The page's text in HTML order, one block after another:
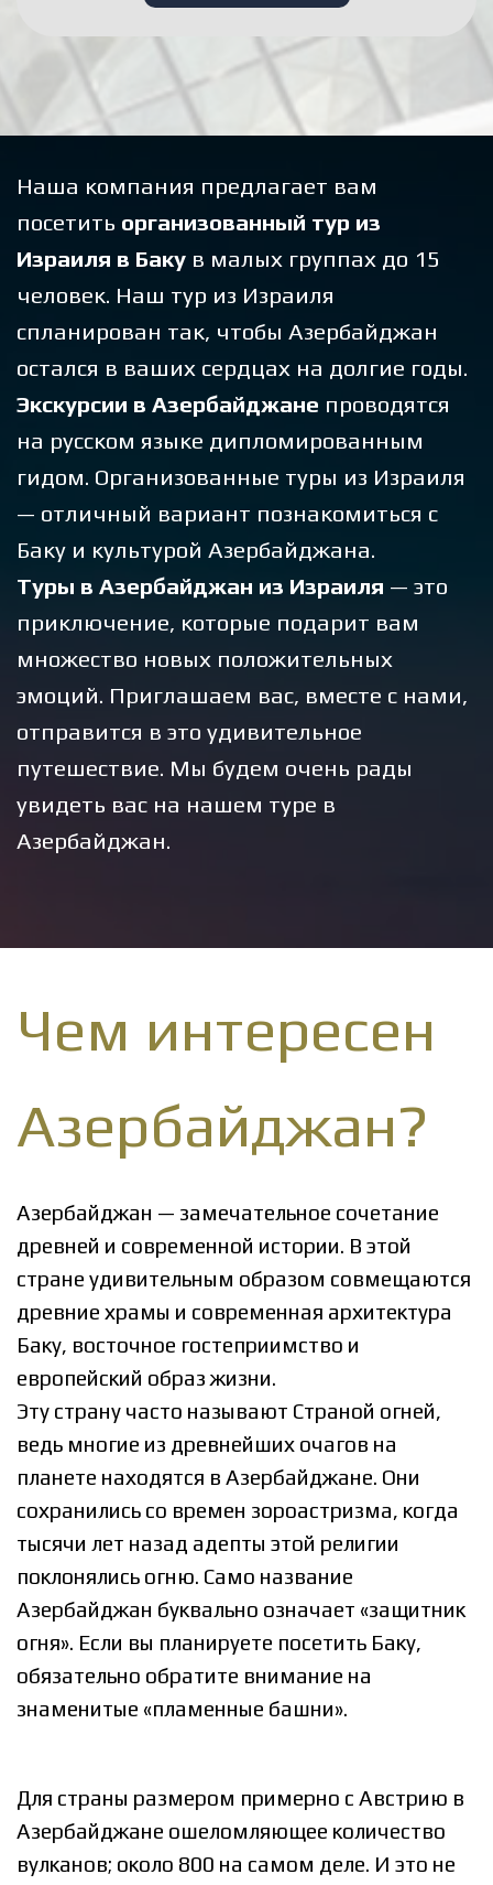
Наша компания предлагает вам
посетить организованный тур из
Израиля в Баку в малых группах до 15
человек. Наш тур из Израиля
спланирован так, чтобы Азербайджан
остался в ваших сердцах на долгие годы.
Экскурсии в Азербайджане проводятся
на русском языке дипломированным
гидом. Организованные туры из Израиля
— отличный вариант познакомиться с
Баку и культурой Азербайджана.
Туры в Азербайджан из Израиля — это
приключение, которые подарит вам
множество новых положительных
эмоций. Приглашаем вас, вместе с нами,
отправится в это удивительное
путешествие. Мы будем очень рады
увидеть вас на нашем туре в
Азербайджан.
Чем интересен
Азербайджан?
Азербайджан — замечательное сочетание
древней и современной истории. В этой
стране удивительным образом совмещаются
древние храмы и современная архитектура
Баку, восточное гостеприимство и
европейский образ жизни.
Эту страну часто называют Страной огней,
ведь многие из древнейших очагов на
планете находятся в Азербайджане. Они
сохранились со времен зороастризма, когда
тысячи лет назад адепты этой религии
поклонялись огню. Само название
Азербайджан буквально означает «защитник
огня». Если вы планируете посетить Баку,
обязательно обратите внимание на
знаменитые «пламенные башни».
Для страны размером примерно с Австрию в
Азербайджане ошеломляющее количество
вулканов; около 800 на самом деле. И это не